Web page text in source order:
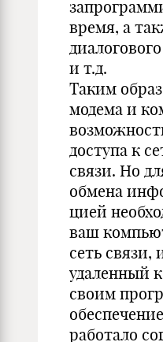
время, а
и т.д.
Таким
модемa и
доступа к
связи. Но
обмена
цией
ваш
сеть связи,
удаленный
своим
работало